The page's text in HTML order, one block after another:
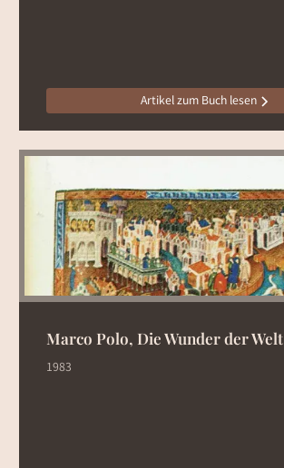
Artikel zum Buch lesen
Marco Polo, Die Wunder der Welt
1983